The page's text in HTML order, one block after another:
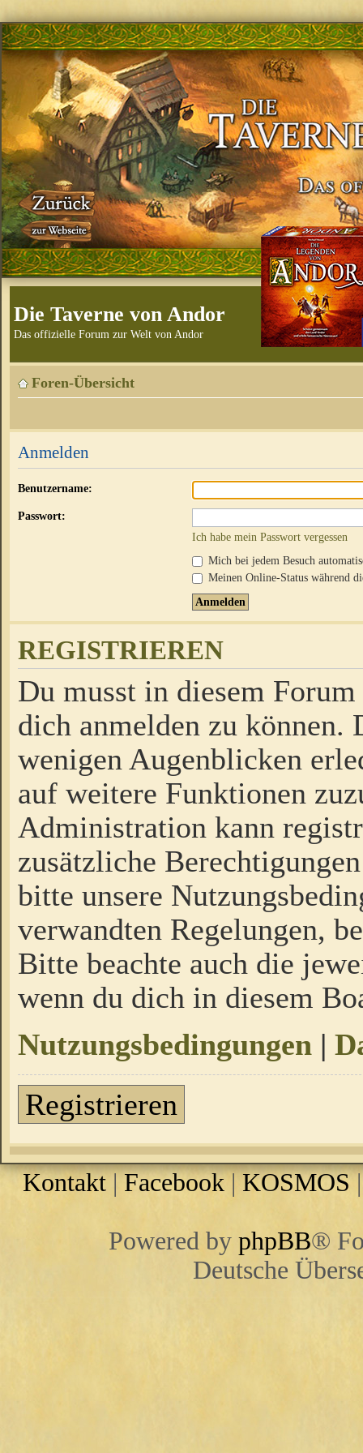
Die Taverne von Andor
Das offizielle Forum zur Welt von Andor
Foren-Übersicht
Anmelden
Benutzername:
Passwort:
Ich habe mein Passwort vergessen
Mich bei jedem Besuch
Meinen Online-Status während
REGISTRIEREN
Du musst in diesem
dich anmelden zu
wenigen Augenblicken
auf weitere Funktionen
Administration kann
zusätzliche
bitte unsere
verwandten Regelungen,
Bitte beachte auch die
wenn du dich in diesem
Nutzungsbedingungen |
Registrieren
Kontakt | Facebook |KOSMOS
Powered by phpBB®
Deutsche